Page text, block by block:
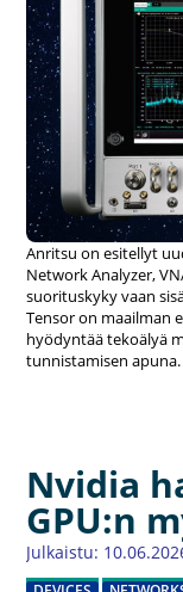
Anritsu on esitellyt
Network Analyzer,
suorituskyky vaan
Tensor on maailman
hyödyntää tekoälyä
tunnistamisen apuna.
Nvidia
GPU:n
Julkaistu: